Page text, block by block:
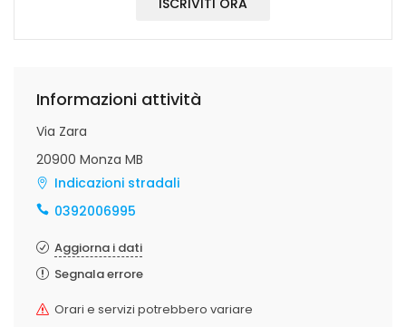
ISCRIVITI ORA
Informazioni attività
Via Zara
20900 Monza MB
Indicazioni stradali
0392006995
Aggiorna i dati
Segnala errore
Orari e servizi potrebbero variare